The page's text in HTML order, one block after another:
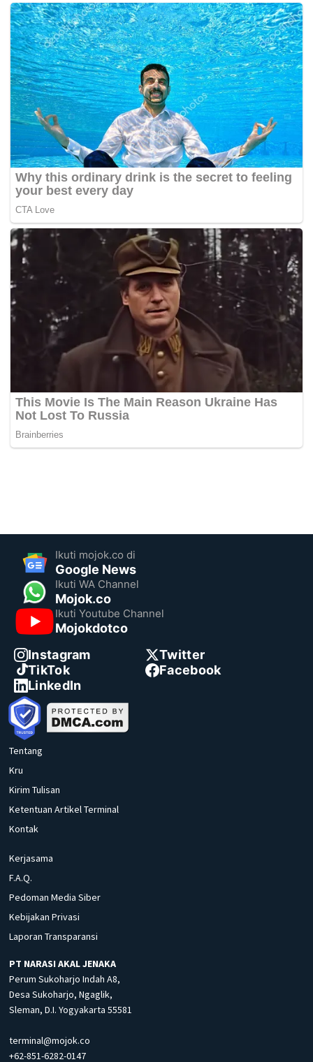
Ikuti mojok.co di
Google News
Ikuti WA Channel
Mojok.co
Ikuti Youtube Channel
Mojokdotco
Instagram
Twitter
TikTok
Facebook
LinkedIn
Tentang
Kru
Kirim Tulisan
Ketentuan Artikel Terminal
Kontak
Kerjasama
F.A.Q.
Pedoman Media Siber
Kebijakan Privasi
Laporan Transparansi
PT NARASI AKAL JENAKA
Perum Sukoharjo Indah A8,
Desa Sukoharjo, Ngaglik,
Sleman, D.I. Yogyakarta 55581
terminal@mojok.co
+62-851-6282-0147